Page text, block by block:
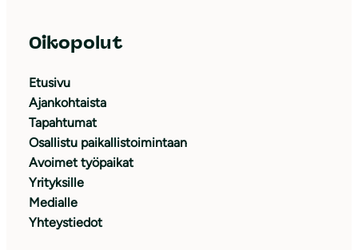
Oikopolut
Etusivu
Ajankohtaista
Tapahtumat
Osallistu paikallistoimintaan
Avoimet työpaikat
Yrityksille
Medialle
Yhteystiedot